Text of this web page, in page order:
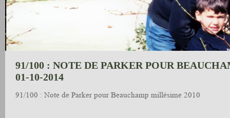
91/100 : NOTE DE PARKER POUR
01-10-2014
91/100 : Note de Parker pour Beauchamp millésime 2010